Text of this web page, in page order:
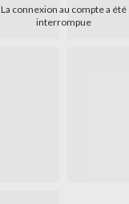
La connexion au compte a été
interrompue